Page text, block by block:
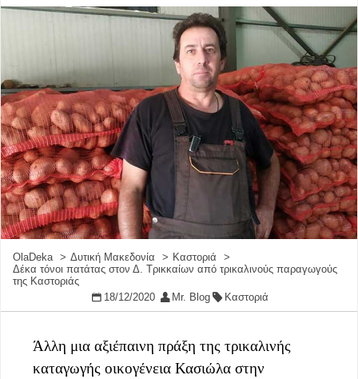
OlaDeka Δυτική Μακεδονία
Καστοριά
Δέκα τόνοι πατάτας στον Δ. Τρικκαίων από τρικαλινούς παραγωγούς
της Καστοριάς
18/12/2020
Mr. Blog Καστοριά
Άλλη μια αξιέπαινη πράξη της τρικαλινής
καταγωγής οικογένεια Κασιώλα στην